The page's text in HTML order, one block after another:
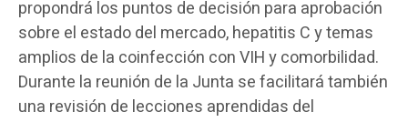
propondrá los puntos de decisión para aprobación
sobre el estado del mercado, hepatitis C y temas
amplios de la coinfección con VIH y comorbilidad.
Durante la reunión de la Junta se facilitará también
una revisión de lecciones aprendidas del